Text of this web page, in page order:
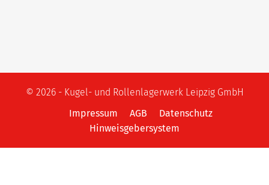
© 2026 - Kugel- und Rollenlagerwerk Leipzig GmbH
Impressum
AGB
Datenschutz
Hinweisgebersystem